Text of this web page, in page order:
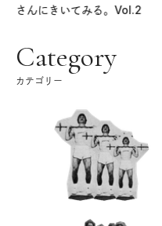
さんにきいてみる。Vol.2
Category
カテゴリー